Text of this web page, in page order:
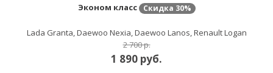
Эконом класс Скидка 30%
Lada Granta, Daewoo Nexia, Daewoo Lanos, Renault Logan
2 700 р.
1 890 руб.